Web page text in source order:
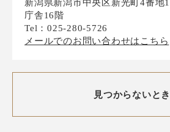
新潟県新潟市中央区新光町4番
庁舎16階
Tel：025-280-5726
メールでのお問い合わせはこちら
見つからないと